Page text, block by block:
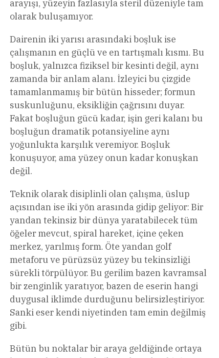
arayışı, yüzeyin fazlasıyla steril düzeniyle tam
olarak buluşamıyor.
Dairenin iki yarısı arasındaki boşluk ise
çalışmanın en güçlü ve en tartışmalı kısmı. Bu
boşluk, yalnızca fiziksel bir kesinti değil, aynı
zamanda bir anlam alanı. İzleyici bu çizgide
tamamlanmamış bir bütün hisseder; formun
suskunluğunu, eksikliğin çağrısını duyar.
Fakat boşluğun gücü kadar, işin geri kalanı bu
boşluğun dramatik potansiyeline aynı
yoğunlukta karşılık veremiyor. Boşluk
konuşuyor, ama yüzey onun kadar konuşkan
değil.
Teknik olarak disiplinli olan çalışma, üslup
açısından ise iki yön arasında gidip geliyor: Bir
yandan tekinsiz bir dünya yaratabilecek tüm
öğeler mevcut, spiral hareket, içine çeken
merkez, yarılmış form. Öte yandan golf
metaforu ve pürüzsüz yüzey bu tekinsizliği
sürekli törpülüyor. Bu gerilim bazen kavramsal
bir zenginlik yaratıyor, bazen de eserin hangi
duygusal iklimde durduğunu belirsizleştiriyor.
Sanki eser kendi niyetinden tam emin değilmiş
gibi.
Bütün bu noktalar bir araya geldiğinde ortaya